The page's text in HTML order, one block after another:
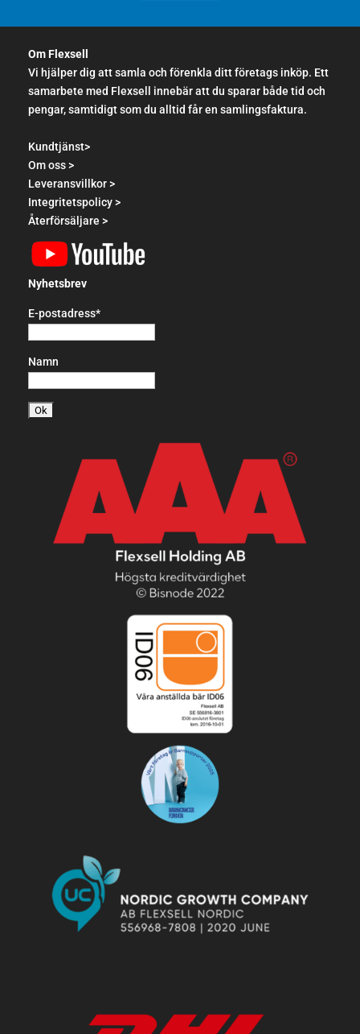
Om Flexsell
Vi hjälper dig att samla och förenkla ditt företags inköp. Ett
samarbete med Flexsell innebär att du sparar både tid och
pengar, samtidigt som du alltid får en samlingsfaktura.
Kundtjänst>
Om oss >
Leveransvillkor >
Integritetspolicy >
Återförsäljare >
Nyhetsbrev
E-postadress*
Namn